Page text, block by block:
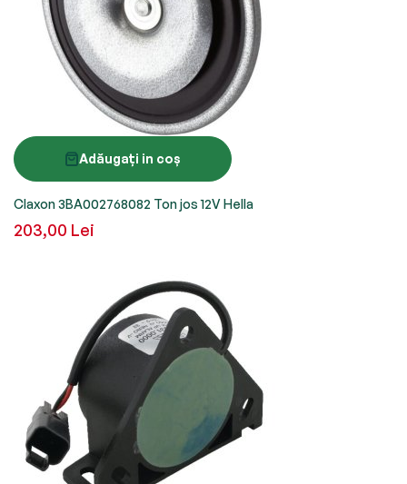
Adăugați in coș
Claxon 3BA002768082 Ton jos 12V Hella
203,00 Lei